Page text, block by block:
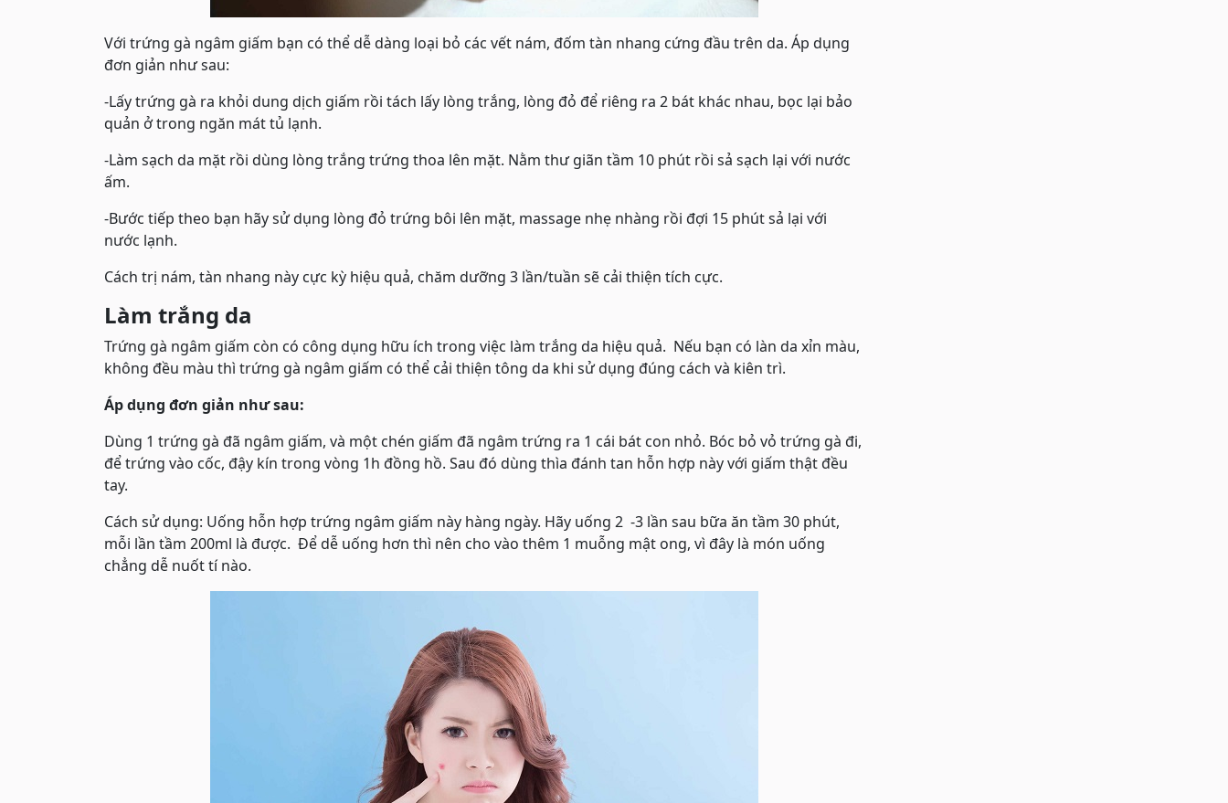
Với trứng gà ngâm giấm bạn có thể dễ dàng loại bỏ các vết nám, đốm tàn nhang cứng đầu trên da. Áp dụng
đơn giản như sau:
-Lấy trứng gà ra khỏi dung dịch giấm rồi tách lấy lòng trắng, lòng đỏ để riêng ra 2 bát khác nhau, bọc lại bảo
quản ở trong ngăn mát tủ lạnh.
-Làm sạch da mặt rồi dùng lòng trắng trứng thoa lên mặt. Nằm thư giãn tầm 10 phút rồi sả sạch lại với nước
ấm.
-Bước tiếp theo bạn hãy sử dụng lòng đỏ trứng bôi lên mặt, massage nhẹ nhàng rồi đợi 15 phút sả lại với
nước lạnh.
Cách trị nám, tàn nhang này cực kỳ hiệu quả, chăm dưỡng 3 lần/tuần sẽ cải thiện tích cực.
Làm trắng da
Trứng gà ngâm giấm còn có công dụng hữu ích trong việc làm trắng da hiệu quả. Nếu bạn có làn da xỉn màu,
không đều màu thì trứng gà ngâm giấm có thể cải thiện tông da khi sử dụng đúng cách và kiên trì.
Áp dụng đơn giản như sau:
Dùng 1 trứng gà đã ngâm giấm, và một chén giấm đã ngâm trứng ra 1 cái bát con nhỏ. Bóc bỏ vỏ trứng gà đi,
để trứng vào cốc, đậy kín trong vòng 1h đồng hồ. Sau đó dùng thìa đánh tan hỗn hợp này với giấm thật đều
tay.
Cách sử dụng: Uống hỗn hợp trứng ngâm giấm này hàng ngày. Hãy uống 2 -3 lần sau bữa ăn tầm 30 phút,
mỗi lần tầm 200ml là được. Để dễ uống hơn thì nên cho vào thêm 1 muỗng mật ong, vì đây là món uống
chẳng dễ nuốt tí nào.